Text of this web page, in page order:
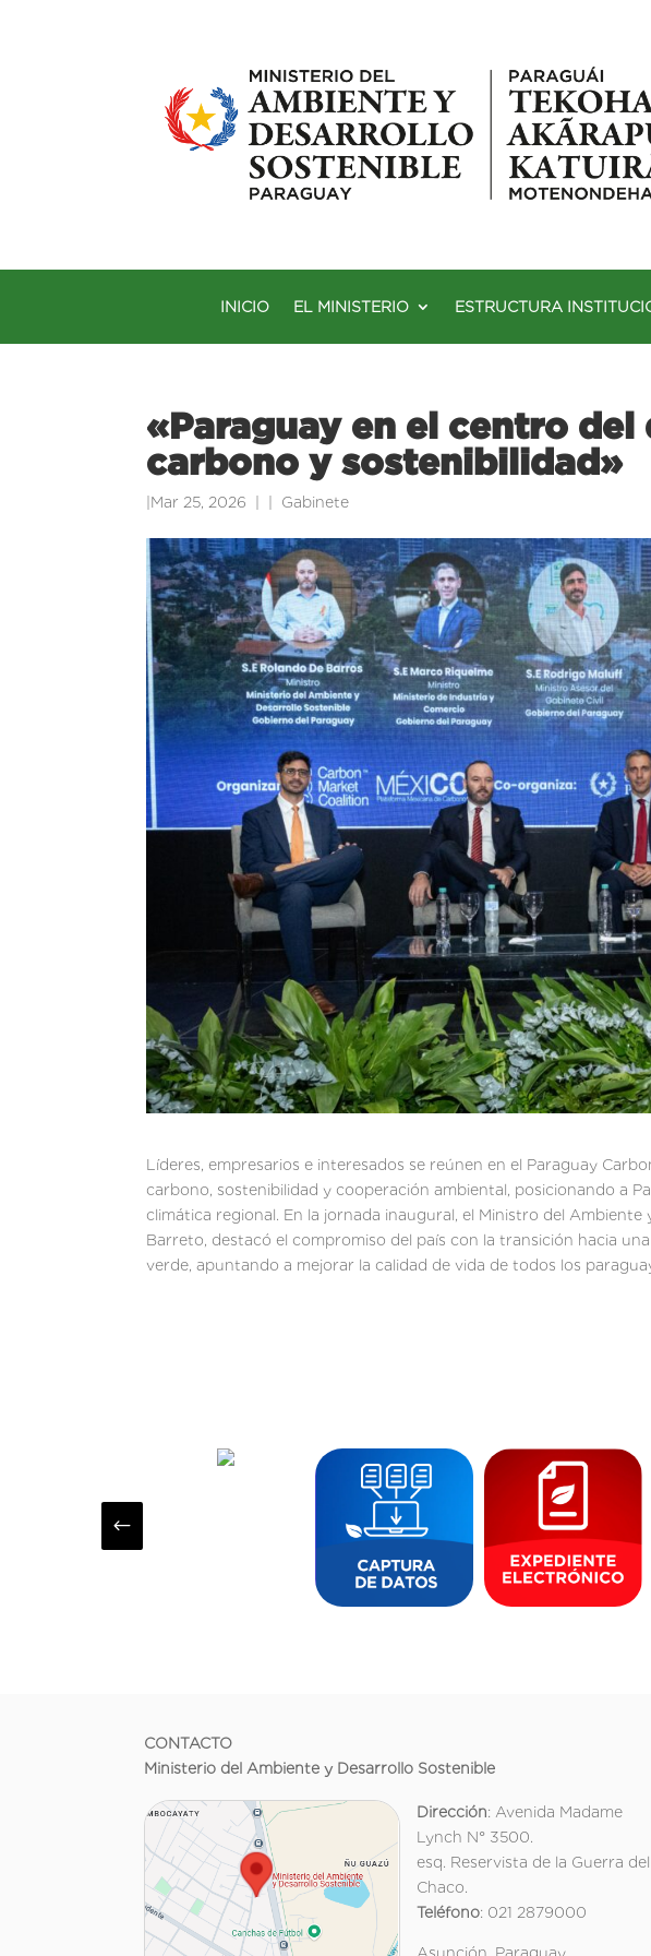
INICIO EL MINISTERIO ESTRUCTURA
«Paraguay en el centro
carbono y sostenibilidad»
Mar 25, 2026 Gabinete
Líderes, empresarios e interesados se reúnen en el Paraguay
carbono, sostenibilidad y cooperación ambiental, posicionando a
climática regional. En la jornada inaugural, el Ministro del
Barreto, destacó el compromiso del país con la transición hacia
verde, apuntando a mejorar la calidad de vida de todos los
#
CONTACTO
Ministerio del Ambiente y Desarrollo Sostenible
Dirección: Avenida Madame
Lynch N° 3500.
esq. Reservista de la Guerra del
Chaco.
Teléfono: 021 2879000